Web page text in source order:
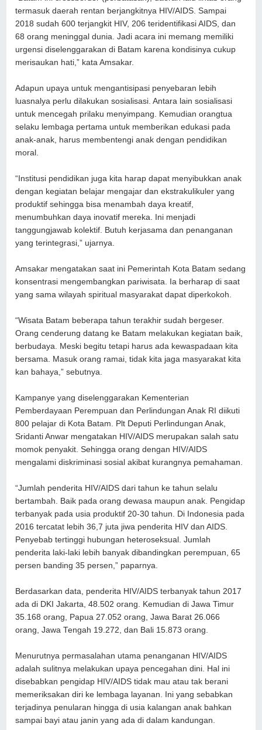
termasuk daerah rentan berjangkitnya HIV/AIDS. Sampai
2018 sudah 600 terjangkit HIV, 206 teridentifikasi AIDS, dan
68 orang meninggal dunia. Jadi acara ini memang memiliki
urgensi diselenggarakan di Batam karena kondisinya cukup
merisaukan hati,” kata Amsakar.
Adapun upaya untuk mengantisipasi penyebaran lebih
luasnalya perlu dilakukan sosialisasi. Antara lain sosialisasi
untuk mencegah prilaku menyimpang. Kemudian orangtua
selaku lembaga pertama untuk memberikan edukasi pada
anak-anak, harus membentengi anak dengan pendidikan
moral.
“Institusi pendidikan juga kita harap dapat menyibukkan anak
dengan kegiatan belajar mengajar dan ekstrakulikuler yang
produktif sehingga bisa menambah daya kreatif,
menumbuhkan daya inovatif mereka. Ini menjadi
tanggungjawab kolektif. Butuh kerjasama dan penanganan
yang terintegrasi,” ujarnya.
Amsakar mengatakan saat ini Pemerintah Kota Batam sedang
konsentrasi mengembangkan pariwisata. Ia berharap di saat
yang sama wilayah spiritual masyarakat dapat diperkokoh.
“Wisata Batam beberapa tahun terakhir sudah bergeser.
Orang cenderung datang ke Batam melakukan kegiatan baik,
berbudaya. Meski begitu tetapi harus ada kewaspadaan kita
bersama. Masuk orang ramai, tidak kita jaga masyarakat kita
kan bahaya,” sebutnya.
Kampanye yang diselenggarakan Kementerian
Pemberdayaan Perempuan dan Perlindungan Anak RI diikuti
800 pelajar di Kota Batam. Plt Deputi Perlindungan Anak,
Sridanti Anwar mengatakan HIV/AIDS merupakan salah satu
momok penyakit. Sehingga orang dengan HIV/AIDS
mengalami diskriminasi sosial akibat kurangnya pemahaman.
“Jumlah penderita HIV/AIDS dari tahun ke tahun selalu
bertambah. Baik pada orang dewasa maupun anak. Pengidap
terbanyak pada usia produktif 20-30 tahun. Di Indonesia pada
2016 tercatat lebih 36,7 juta jiwa penderita HIV dan AIDS.
Penyebab tertinggi hubungan heteroseksual. Jumlah
penderita laki-laki lebih banyak dibandingkan perempuan, 65
persen banding 35 persen,” paparnya.
Berdasarkan data, penderita HIV/AIDS terbanyak tahun 2017
ada di DKI Jakarta, 48.502 orang. Kemudian di Jawa Timur
35.168 orang, Papua 27.052 orang, Jawa Barat 26.066
orang, Jawa Tengah 19.272, dan Bali 15.873 orang.
Menurutnya permasalahan utama penanganan HIV/AIDS
adalah sulitnya melakukan upaya pencegahan dini. Hal ini
disebabkan pengidap HIV/AIDS tidak mau atau tak berani
memeriksakan diri ke lembaga layanan. Ini yang sebabkan
terjadinya penularan hingga di usia kalangan anak bahkan
sampai bayi atau janin yang ada di dalam kandungan.